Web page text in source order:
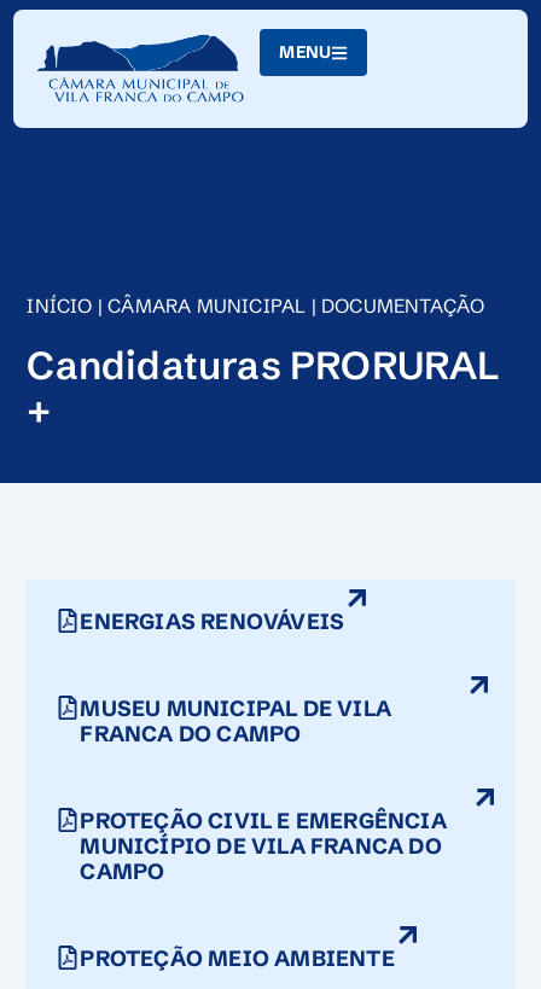
Skip
Content
MENU
INÍCIO |CÂMARA MUNICIPAL | DOCUMENTAÇÃO
Candidaturas PRORURAL
+
ENERGIAS RENOVÁVEIS
MUSEU MUNICIPAL DE VILA
FRANCA DO CAMPO
PROTEÇÃO CIVIL E EMERGÊNCIA
MUNICÍPIO DE VILA FRANCA DO
CAMPO
PROTEÇÃO MEIO AMBIENTE